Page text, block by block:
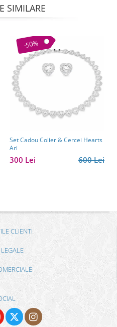
SIMILARE
-50%
Set Cadou Colier & Cercei Hearts
Ari
600 Lei
300 Lei
CLIENTI